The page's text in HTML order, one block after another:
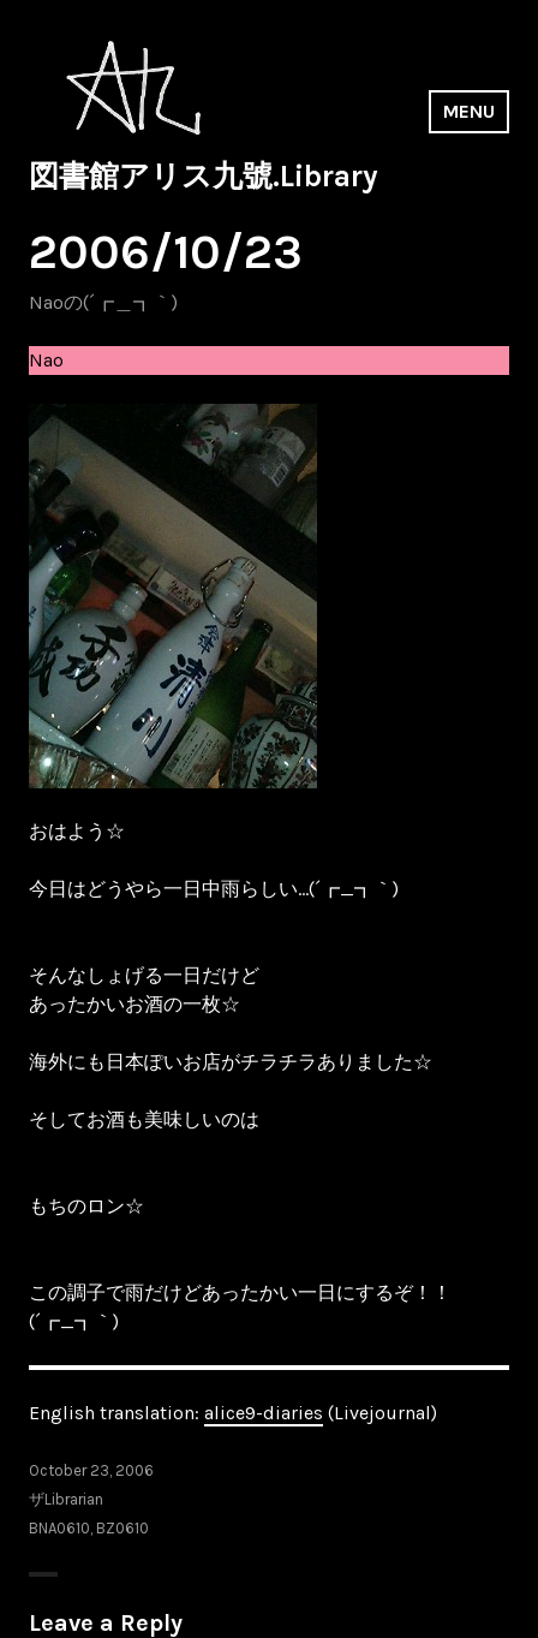
content
図書館アリス九號.Library
MENU
2006/10/23
Naoの(´┏＿┓｀)
Nao
おはよう☆
今日はどうやら一日中雨らしい…(´┏_┓｀)
そんなしょげる一日だけど
あったかいお酒の一枚☆
海外にも日本ぽいお店がチラチラありました☆
そしてお酒も美味しいのは
もちのロン☆
この調子で雨だけどあったかい一日にするぞ！！
(´┏_┓｀)
English translation: alice9-diaries (Livejournal)
October 23, 2006
ザLibrarian
BNA0610, BZ0610
Leave a Reply